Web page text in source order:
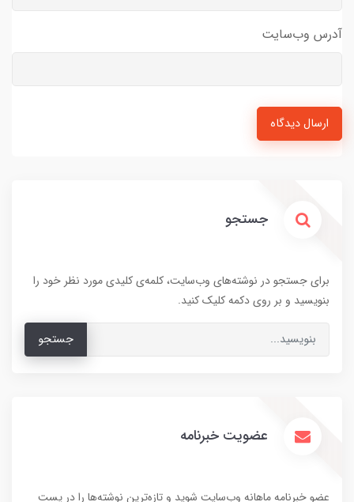
آدرس وب‌سایت
ارسال دیدگاه
جستجو
برای جستجو در نوشته‌های وب‌سایت، کلمه‌ی کلیدی مورد نظر خود را
بنویسید و بر روی دکمه کلیک کنید.
جستجو
عضویت خبرنامه
عضو خبرنامه ماهانه وب‌سایت شوید و تازه‌ترین نوشته‌ها را در پست